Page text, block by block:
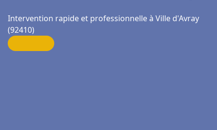
Intervention rapide et professionnelle à Ville d'Avray
(92410)